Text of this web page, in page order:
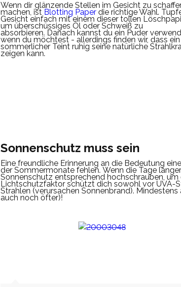
Wenn dir glänzende Stellen im Gesicht zu
machen, ist Blotting Paper die richtige Wahl.
Gesicht einfach mit einem dieser tollen
um überschüssiges Öl oder Schweiß zu
absorbieren. Danach kannst du ein Puder
wenn du möchtest - allerdings finden wir, dass ein
sommerlicher Teint ruhig seine natürliche
zeigen kann.
Sonnenschutz muss sein
Eine freundliche Erinnerung an die Bedeutung
der Sommermonate fehlen. Wenn die Tage
Sonnenschutz entsprechend hochschrauben,
Lichtschutzfaktor schützt dich sowohl vor UVA-
Strahlen (verursachen Sonnenbrand).
auch noch öfter)!